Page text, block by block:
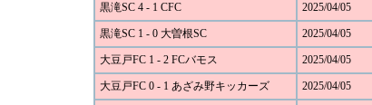
黒滝SC 4 - 1 CFC 2025/04/05
黒滝SC 1 - 0 大曽根SC 2025/04/05
大豆戸FC 1 - 2 FCバモス 2025/04/05
大豆戸FC 0 - 1 あざみ野キッカーズ 2025/04/05